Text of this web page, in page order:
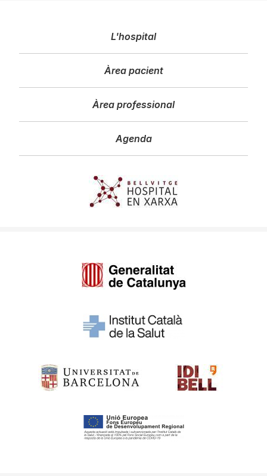
principal
L'hospital
Àrea pacient
Àrea professional
Agenda